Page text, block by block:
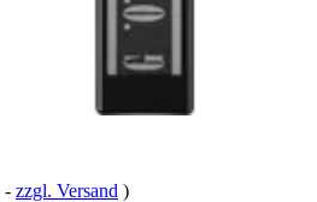
- zzgl. Versand )